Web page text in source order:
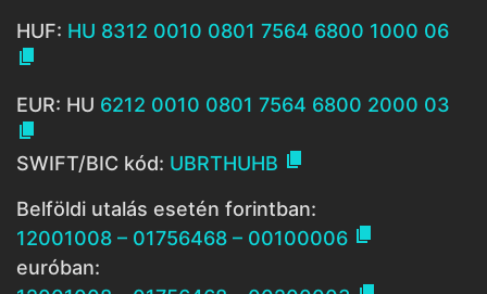
HUF: HU 8312 0010 0801 7564 6800 1000 06

EUR: HU 6212 0010 0801 7564 6800 2000 03

SWIFT/BIC kód: UBRTHUHB 
Belföldi utalás esetén forintban:
12001008 – 01756468 – 00100006 
euróban: